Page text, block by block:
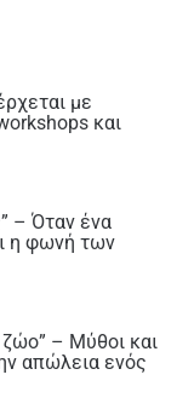
με
και
– Όταν ένα
η φωνή των
– Μύθοι και
απώλεια ενός